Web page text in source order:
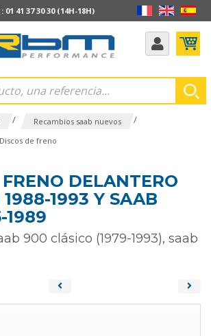
: 01 41 37 30 30 (14H-18H)
/ Recambios saab nuevos /
Discos de freno
DELANTERO
1993 Y SAAB
1989
900 clásico (1979-1993), saab